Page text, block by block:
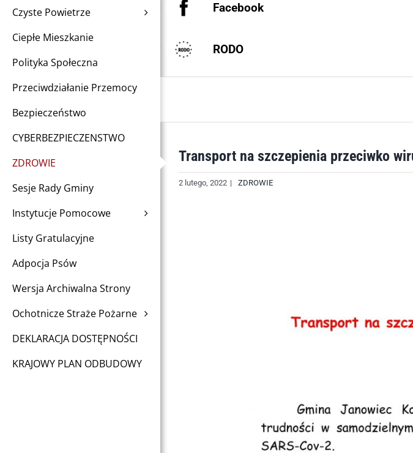
Czyste Powietrze
Ciepłe Mieszkanie
Polityka Społeczna
Przeciwdziałanie Przemocy
Bezpieczeństwo
CYBERBEZPIECZENSTWO
ZDROWIE
Sesje Rady Gminy
Instytucje Pomocowe
Listy Gratulacyjne
Adpocja Psów
Wersja Archiwalna Strony
Ochotnicze Straże Pożarne
DEKLARACJA DOSTĘPNOŚCI
KRAJOWY PLAN ODBUDOWY
Facebook
RODO
Transport na szczepienia przeciwko
2 lutego, 2022 | ZDROWIE